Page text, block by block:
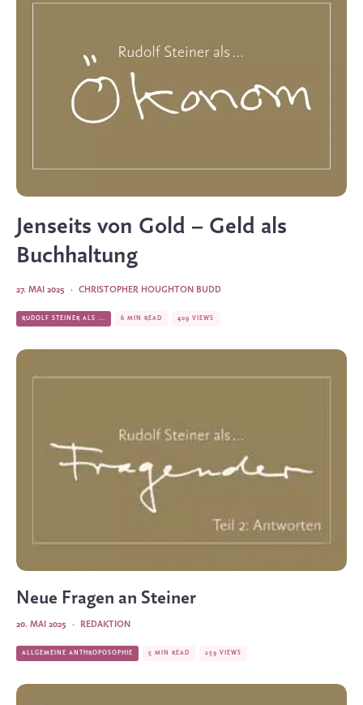
Jenseits von Gold – Geld als
Buchhaltung
CHRISTOPHER HOUGHTON BUDD
·
27. MAI 2025
RUDOLF STEINER ALS ... 6 MIN READ 409 VIEWS
Neue Fragen an Steiner
REDAKTION
·
20. MAI 2025
ALLGEMEINE ANTHROPOSOPHIE 5 MIN READ 259 VIEWS